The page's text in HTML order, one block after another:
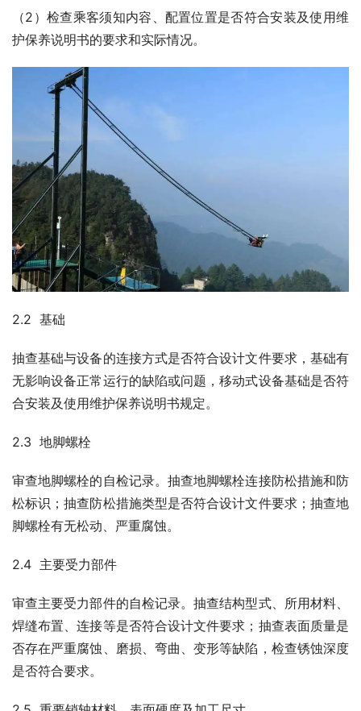
（2）检查乘客须知内容、配置位置是否符合安装及使用维
护保养说明书的要求和实际情况。
2.2  基础
抽查基础与设备的连接方式是否符合设计文件要求，基础有
无影响设备正常运行的缺陷或问题，移动式设备基础是否符
合安装及使用维护保养说明书规定。
2.3  地脚螺栓
审查地脚螺栓的自检记录。抽查地脚螺栓连接防松措施和防
松标识；抽查防松措施类型是否符合设计文件要求；抽查地
脚螺栓有无松动、严重腐蚀。
2.4  主要受力部件
审查主要受力部件的自检记录。抽查结构型式、所用材料、
焊缝布置、连接等是否符合设计文件要求；抽查表面质量是
否存在严重腐蚀、磨损、弯曲、变形等缺陷，检查锈蚀深度
是否符合要求。